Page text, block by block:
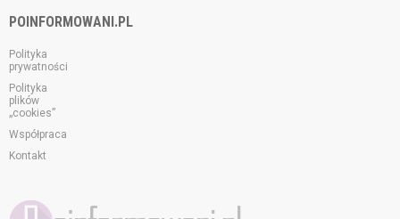
POINFORMOWANI.PL
Polityka
prywatności
Polityka
plików
„cookies”
Współpraca
Kontakt